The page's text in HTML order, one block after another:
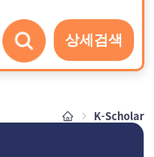
상세검색
K-Scholar